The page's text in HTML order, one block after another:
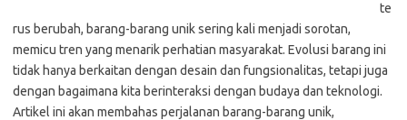
te
rus berubah, barang-barang unik sering kali menjadi sorotan,
memicu tren yang menarik perhatian masyarakat. Evolusi barang ini
tidak hanya berkaitan dengan desain dan fungsionalitas, tetapi juga
dengan bagaimana kita berinteraksi dengan budaya dan teknologi.
Artikel ini akan membahas perjalanan barang-barang unik,